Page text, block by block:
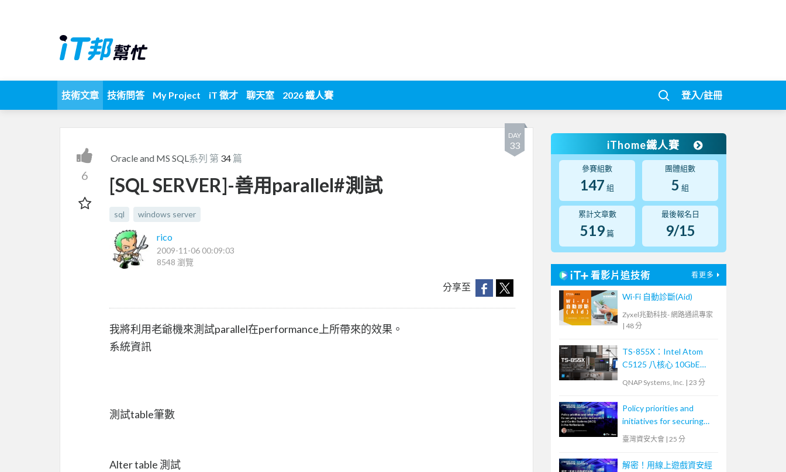
技術文章 技術問答 My Project iT 徵才 聊天室 2026 鐵人賽 登入/註冊
DAY
33
6
Oracle and MS SQL 系列 第 34 篇
[SQL SERVER]-善用parallel#測試
sql windows server
rico
2009-11-06 00:09:03
8548 瀏覽
分享至
我將利用老爺機來測試parallel在performance上所帶來的效果。
系統資訊
測試table筆數
Alter table 測試
iThome鐵人賽
參賽組數
147 組
團體組數
5 組
累計文章數
519 篇
最後報名日
9/15
看影片追技術 看更多
Wi-Fi 自動診斷(Aid)
Zyxel兆勤科技- 網路通訊專家
| 48 分
TS-855X：Intel Atom
C5125 八核心 10GbE
NAS，內建雙 M.2 NVMe
構適合中小企業備份及監
QNAP Systems, Inc. | 23 分
Policy priorities and
initiatives for securing
Industrial Automation
(IACS) in the
臺灣資安大會 | 25 分
解密！用線上遊戲資安經